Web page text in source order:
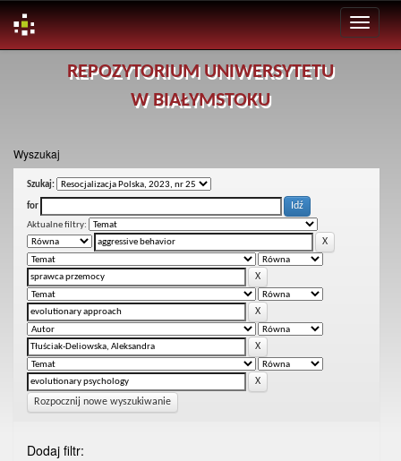
REPOZYTORIUM UNIWERSYTETU
W BIAŁYMSTOKU
Wyszukaj
Szukaj:
for
Aktualne filtry:
Rozpocznij nowe wyszukiwanie
Dodaj filtr: